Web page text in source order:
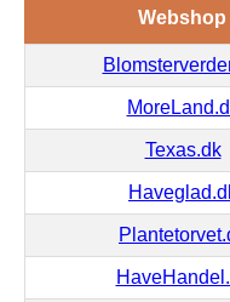
Webshop
Texas.dk